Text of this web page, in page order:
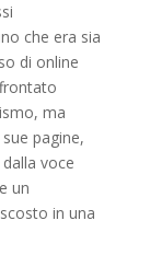
che era sia
di online
ma
pagine,
voce
un
in una